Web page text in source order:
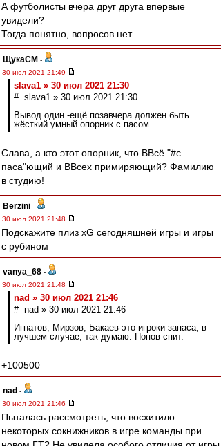
А футболисты вчера друг друга впервые
увидели?
Тогда понятно, вопросов нет.
ЩукаСМ -
30 июл 2021 21:49
slava1 » 30 июл 2021 21:30
# slava1 » 30 июл 2021 21:30
Вывод один -ещё позавчера должен быть
жёсткий умный опорник с пасом
Слава, а кто этот опорник, что ВВсё "#с
паса"ющий и ВВсех примиряющий? Фамилию
в студию!
Berzini -
30 июл 2021 21:48
Подскажите плиз xG сегодняшней игры и игры
с рубином
vanya_68 -
30 июл 2021 21:48
nad » 30 июл 2021 21:46
# nad » 30 июл 2021 21:46
Игнатов, Мирзов, Бакаев-это игроки запаса, в
лучшем случае, так думаю. Попов спит.
+100500
nad -
30 июл 2021 21:46
Пыталась рассмотреть, что восхитило
некоторых сокнижников в игре команды при